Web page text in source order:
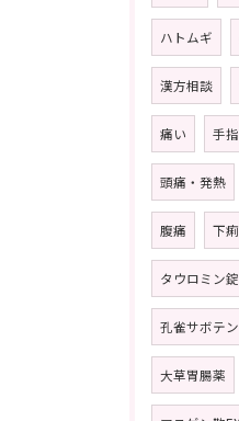
ハトムギ
漢方相談
痛い 手
頭痛・発熱
腹痛 下痢
タウロミン錠
孔雀サボテン
大草胃腸薬